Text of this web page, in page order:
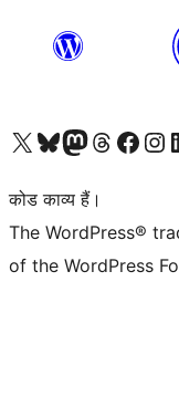
Visit our X (formerly Twitter) account
हमारे बलुस्की खाते पर जाएँVisit our Mastodon account
हमारे थ्रेड्स अकाउंट पर जाएंहमारे फेसबुक पेज पर जाएँहमारे इंस्टाग्राम अकाउंट पर जाएं
कोड काव्य हैं।
The WordPress®
of the WordPress